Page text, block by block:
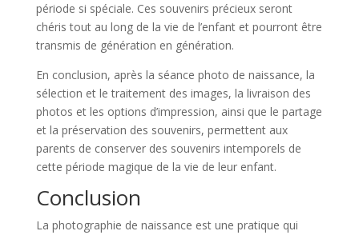
période si spéciale. Ces souvenirs précieux seront
chéris tout au long de la vie de l’enfant et pourront être
transmis de génération en génération.
En conclusion, après la séance photo de naissance, la
sélection et le traitement des images, la livraison des
photos et les options d’impression, ainsi que le partage
et la préservation des souvenirs, permettent aux
parents de conserver des souvenirs intemporels de
cette période magique de la vie de leur enfant.
Conclusion
La photographie de naissance est une pratique qui